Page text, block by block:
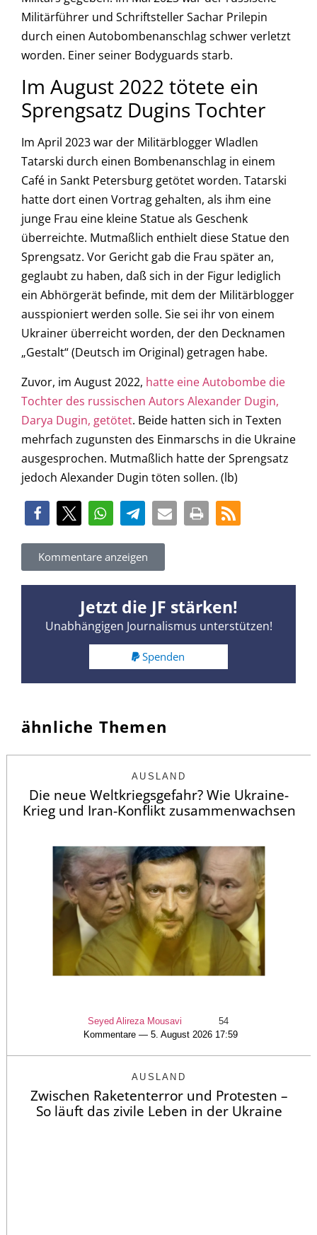
Militärführer und Schriftsteller Sachar Prilepin
durch einen Autobombenanschlag schwer verletzt
worden. Einer seiner Bodyguards starb.
Im August 2022 tötete ein
Sprengsatz Dugins Tochter
Im April 2023 war der Militärblogger Wladlen
Tatarski durch einen Bombenanschlag in einem
Café in Sankt Petersburg getötet worden. Tatarski
hatte dort einen Vortrag gehalten, als ihm eine
junge Frau eine kleine Statue als Geschenk
überreichte. Mutmaßlich enthielt diese Statue den
Sprengsatz. Vor Gericht gab die Frau später an,
geglaubt zu haben, daß sich in der Figur lediglich
ein Abhörgerät befinde, mit dem der Militärblogger
ausspioniert werden solle. Sie sei ihr von einem
Ukrainer überreicht worden, der den Decknamen
„Gestalt“ (Deutsch im Original) getragen habe.
Zuvor, im August 2022, hatte eine Autobombe die
Tochter des russischen Autors Alexander Dugin,
Darya Dugin, getötet. Beide hatten sich in Texten
mehrfach zugunsten des Einmarschs in die Ukraine
ausgesprochen. Mutmaßlich hatte der Sprengsatz
jedoch Alexander Dugin töten sollen. (lb)
Kommentare anzeigen
Jetzt die JF stärken!
Unabhängigen Journalismus unterstützen!
Spenden
ähnliche Themen
AUSLAND
Die neue Weltkriegsgefahr? Wie Ukraine-
Krieg und Iran-Konflikt zusammenwachsen
Seyed Alireza Mousavi
54
Kommentare — 5. August 2026 17:59
AUSLAND
Zwischen Raketenterror und Protesten –
So läuft das zivile Leben in der Ukraine